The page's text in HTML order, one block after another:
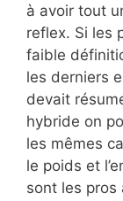
à avoir tout
reflex. Si les
faible
les derniers
devait
hybride on
les mêmes
le poids et
sont les pros